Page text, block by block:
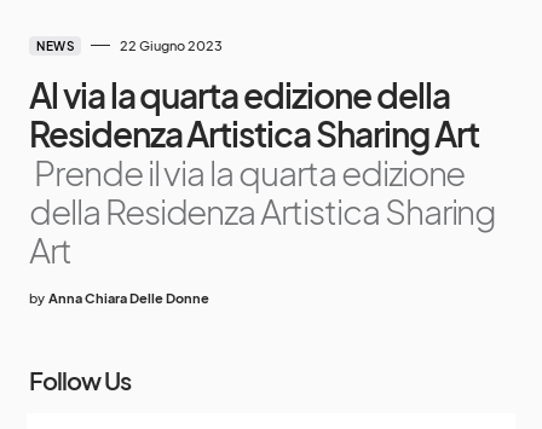
NEWS 22 Giugno 2023
Al via la quarta edizione della
Residenza Artistica Sharing Art
Prende il via la quarta edizione
della Residenza Artistica Sharing
Art
by Anna Chiara Delle Donne
Follow Us